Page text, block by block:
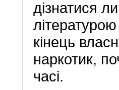
дізнатися
кінець
наркотик,
часі.